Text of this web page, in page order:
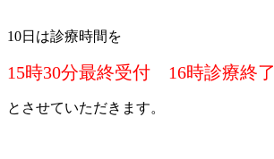
10日は診療時間を
15時30分最終受付 16時診療終了
とさせていただきます。